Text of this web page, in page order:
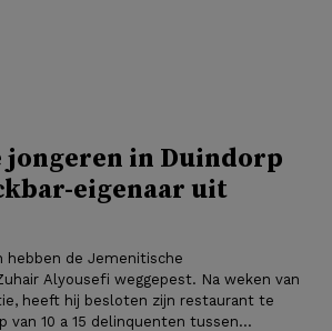
jongeren in Duindorp
eigenaar uit
hebben de Jemenitische
Alyousefi weggepest. Na weken van
heeft hij besloten zijn restaurant te
groep van 10 a 15 delinquenten tussen...